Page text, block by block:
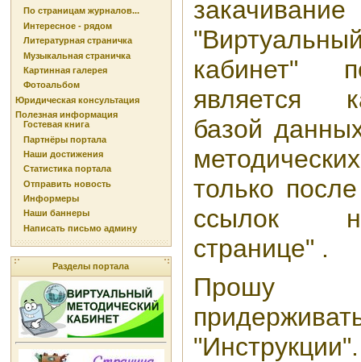
По страницам журналов...
Интересное - рядом
Литературная страничка
Музыкальная страничка
Картинная галерея
Фотоальбом
Юридическая консультация
Полезная информация
Гостевая книга
Партнёры портала
Наши достижения
Статистика портала
Отправить новость
Информеры
Наши баннеры
Написать письмо админу
Разделы портала
кабинет"
является
базой
только
ссылок на
странице" .
Прошу
"Инструкции".